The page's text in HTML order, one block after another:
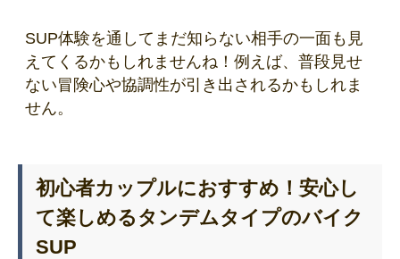
SUP体験を通してまだ知らない相手の一面も見
えてくるかもしれませんね！例えば、普段見せ
ない冒険心や協調性が引き出されるかもしれま
せん。
初心者カップルにおすすめ！安心し
て楽しめるタンデムタイプのバイク
SUP